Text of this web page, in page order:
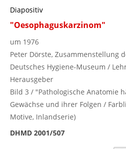
Diapositiv
"Oesophaguskarzinom"
um 1976
Peter Dörste, Zusammenstellung
Deutsches Hygiene-Museum /
Herausgeber
Bild 3 / "Pathologische Anatomie
Gewächse und ihrer Folgen /
Motive, Inlandserie)
DHMD 2001/507